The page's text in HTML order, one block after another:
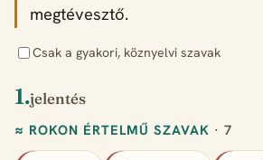
megtévesztő.
Csak a gyakori, köznyelvi szavak
1.jelentés
≈ ROKON ÉRTELMŰ SZAVAK · 7